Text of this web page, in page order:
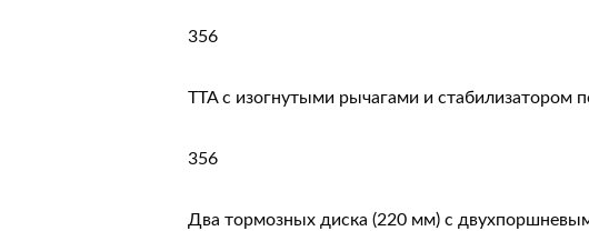
356
TTA с изогнутыми рычагами и стабилизатором
356
Два тормозных диска (220 мм) с